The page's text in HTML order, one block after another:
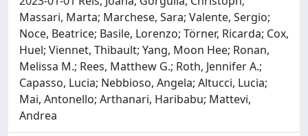
Massari, Marta; Marchese, Sara; Valente, Sergio;
Noce, Beatrice; Basile, Lorenzo; Törner, Ricarda; Cox,
Huel; Viennet, Thibault; Yang, Moon Hee; Ronan,
Melissa M.; Rees, Matthew G.; Roth, Jennifer A.;
Capasso, Lucia; Nebbioso, Angela; Altucci, Lucia;
Mai, Antonello; Arthanari, Haribabu; Mattevi,
Andrea